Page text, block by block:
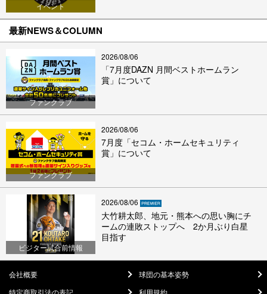
イベント
最新NEWS＆COLUMN
ファンクラブ
2026/08/06
「7月度DAZN 月間ベストホームラン
賞」について
ファンクラブ
2026/08/06
7月度「セコム・ホームセキュリティ
賞」について
ビジター試合前情報
2026/08/06
大竹耕太郎、地元・熊本への思い胸にチ
ームの連敗ストップへ 2か月ぶり白星
目指す
会社概要
球団の基本姿勢